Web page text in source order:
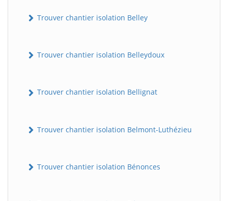
Trouver chantier isolation Belley
Trouver chantier isolation Belleydoux
Trouver chantier isolation Bellignat
Trouver chantier isolation Belmont-Luthézieu
Trouver chantier isolation Bénonces